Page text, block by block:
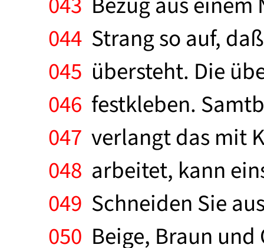
044 Strang so auf,
045 übersteht. Die
046 festkleben.
047 verlangt das mit
048 arbeitet, kann
049 Schneiden Sie
050 Beige, Braun